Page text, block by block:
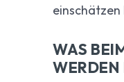
WAS
WERDEN